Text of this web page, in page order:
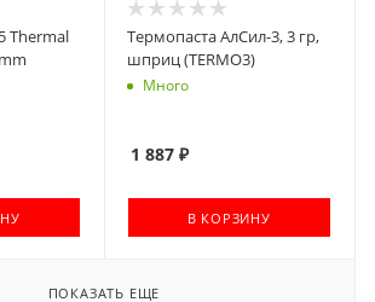
Thermal
Термопаста АлСил-3, 3 гр,
шприц (TERMO3)
Много
1 887₽
В КОРЗИНУ
ПОКАЗАТЬ ЕЩЕ